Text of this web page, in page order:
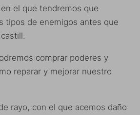
el que tendremos que
tipos de enemigos antes que
comprar poderes y
reparar y mejorar nuestro
rayo, con el que acemos daño